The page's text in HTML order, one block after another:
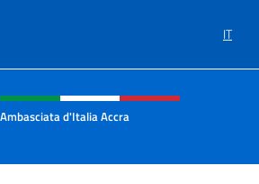
IT
social e menù
Ambasciata d'Italia Accra